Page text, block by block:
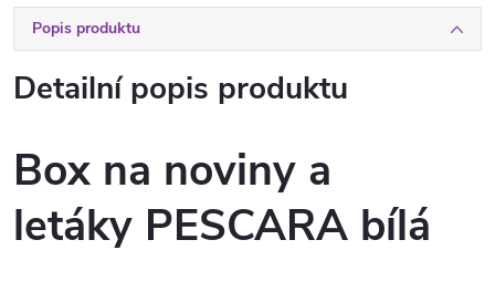
Popis produktu
Detailní popis produktu
Box na noviny a
letáky PESCARA bílá